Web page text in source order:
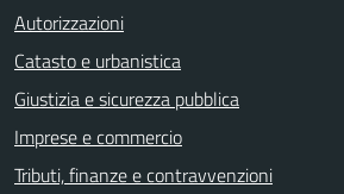
Autorizzazioni
Catasto e urbanistica
Giustizia e sicurezza pubblica
Imprese e commercio
Tributi, finanze e contravvenzioni